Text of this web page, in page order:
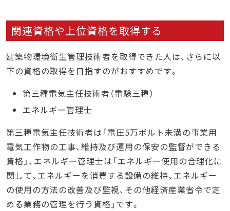
関連資格や上位資格を取得する
建築物環境衛生管理技術者を取得できた人は、さらに以
下の資格の取得を目指すのがおすすめです。
第三種電気主任技術者（電験三種）
エネルギー管理士
第三種電気主任技術者は「電圧5万ボルト未満の事業用
電気工作物の工事、維持及び運用の保安の監督ができる
資格」、エネルギー管理士は「エネルギー使用の合理化に
関して、エネルギーを消費する設備の維持、エネルギー
の使用の方法の改善及び監視、その他経済産業省令で定
める業務の管理を行う資格」です。